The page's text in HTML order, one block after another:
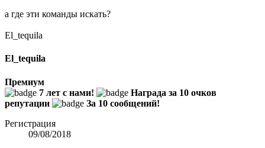
а где эти команды искать?
El_tequila
El_tequila
Премиум
7 лет с нами!
Награда за 10 очков
репутации
За 10 сообщений!
Регистрация
09/08/2018